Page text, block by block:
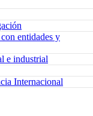
entidades y
e industrial
Internacional